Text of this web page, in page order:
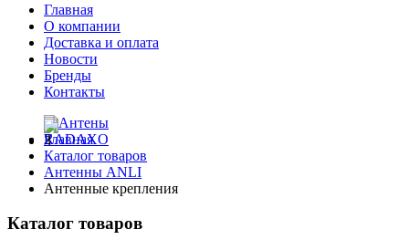
Главная
О компании
Доставка и оплата
Новости
Бренды
Контакты
Главная
Каталог товаров
Антенны ANLI
Антенные крепления
Каталог товаров